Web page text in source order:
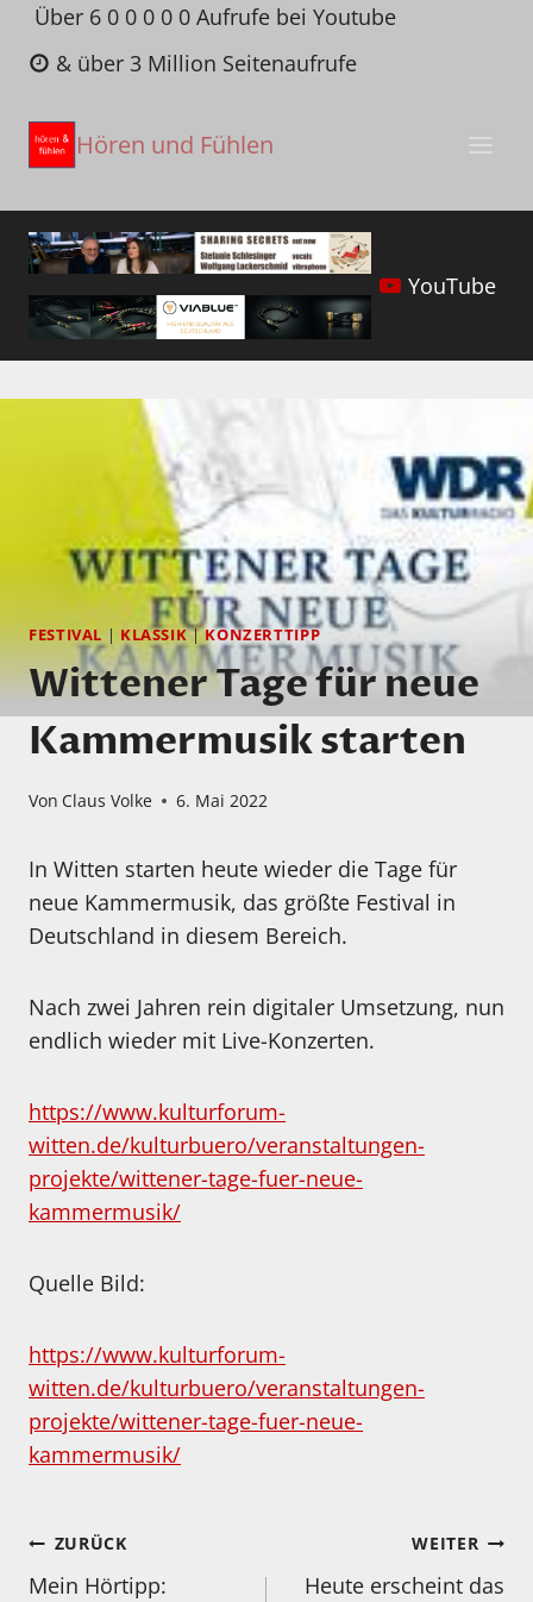
Zum
Inhalt
springen
Über 6 0 0 0 0 0 Aufrufe bei Youtube
& über 3 Million Seitenaufrufe
Hören und Fühlen
YouTube
FESTIVAL| KLASSIK|KONZERTTIPP
Wittener Tage für neue
Kammermusik starten
Von Claus Volke 6. Mai 2022
In Witten starten heute wieder die Tage für
neue Kammermusik, das größte Festival in
Deutschland in diesem Bereich.
Nach zwei Jahren rein digitaler Umsetzung, nun
endlich wieder mit Live-Konzerten.
https://www.kulturforum-
witten.de/kulturbuero/veranstaltungen-
projekte/wittener-tage-fuer-neue-
kammermusik/
Quelle Bild:
https://www.kulturforum-
witten.de/kulturbuero/veranstaltungen-
projekte/wittener-tage-fuer-neue-
kammermusik/
Beitragsnavigation
ZURÜCK
Mein Hörtipp:
WEITER
Heute erscheint das